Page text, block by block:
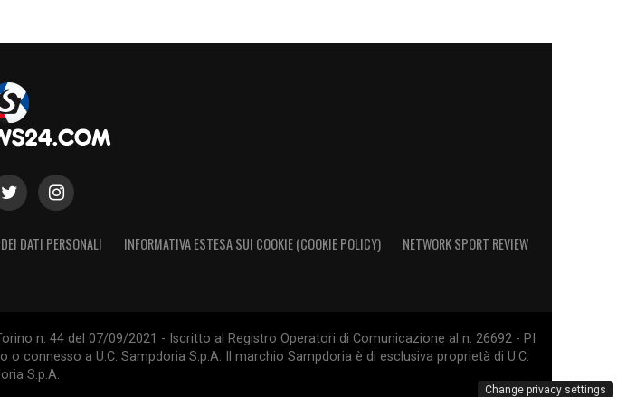
Per questo ogni
DATI PERSONALI INFORMATIVA ESTESA SUI COOKIE (COOKIE POLICY) NETWORK SPORT REVIEW
n. 44 del 07/09/2021 - Iscritto al Registro Operatori di Comunicazione al n. 26692 - PI
connesso a U.C. Sampdoria S.p.A. Il marchio Sampdoria è di esclusiva proprietà di U.C.
S.p.A.
Change privacy settings